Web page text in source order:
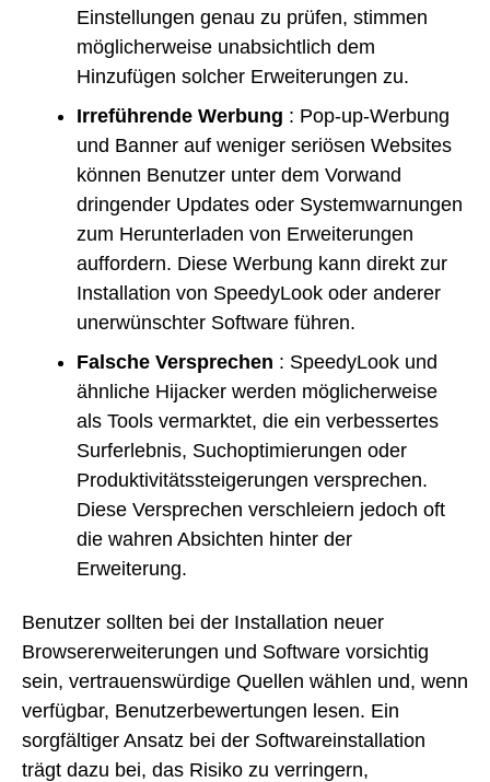
Einstellungen genau zu prüfen, stimmen
möglicherweise unabsichtlich dem
Hinzufügen solcher Erweiterungen zu.
Irreführende Werbung : Pop-up-Werbung
und Banner auf weniger seriösen Websites
können Benutzer unter dem Vorwand
dringender Updates oder Systemwarnungen
zum Herunterladen von Erweiterungen
auffordern. Diese Werbung kann direkt zur
Installation von SpeedyLook oder anderer
unerwünschter Software führen.
Falsche Versprechen : SpeedyLook und
ähnliche Hijacker werden möglicherweise
als Tools vermarktet, die ein verbessertes
Surferlebnis, Suchoptimierungen oder
Produktivitätssteigerungen versprechen.
Diese Versprechen verschleiern jedoch oft
die wahren Absichten hinter der
Erweiterung.
Benutzer sollten bei der Installation neuer
Browsererweiterungen und Software vorsichtig
sein, vertrauenswürdige Quellen wählen und, wenn
verfügbar, Benutzerbewertungen lesen. Ein
sorgfältiger Ansatz bei der Softwareinstallation
trägt dazu bei, das Risiko zu verringern,